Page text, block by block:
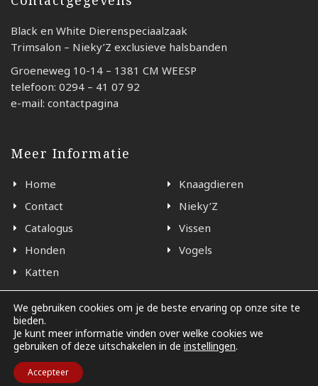
Black en White Dierenspeciaalzaak
Trimsalon – Nieky’Z exclusieve halsbanden
Groeneweg 10-14 – 1381 CM WEESP
telefoon: 0294 – 41 07 92
e-mail: contactpagina
Meer Informatie
Home
Contact
Catalogus
Honden
Katten
Knaagdieren
Nieky’Z
Vissen
Vogels
We gebruiken cookies om je de beste ervaring op onze site te
bieden.
Je kunt meer informatie vinden over welke cookies we
gebruiken of deze uitschakelen in de instellingen.
Accepteer